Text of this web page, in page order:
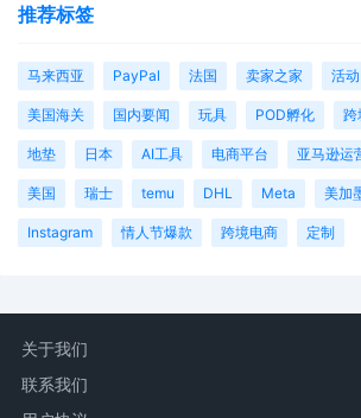
（三）应诉
被告认为自身无侵权行为，遭受错误指控的，
按时提交答辩状及撤销TRO的动议，以争取尽
1. 就TRO/PI提出程序性抗辩
规则第65条规定，被告可对TRO及PI提出程序
销或拒绝签发禁令。
第(a)款及时提交书面异议，积极参加听证会
原告进一步的动议申请。上述抗辩应着重以前
展开，如案涉商品无销量或销量极低、存在合
影响日常经营或禁令范围过广等。
推荐标签
马来西亚 PayPal 法国 卖家之家 活动
美国海关 国内要闻 玩具 POD孵化 跨
地垫 日本 AI工具 电商平台 亚马逊运
美国 瑞士 temu DHL Meta 美加
Instagram 情人节爆款 跨境电商 定制
关于我们
联系我们